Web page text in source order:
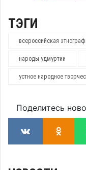
ТЭГИ
всероссийская
народы удмуртии
устное народное
Поделитесь